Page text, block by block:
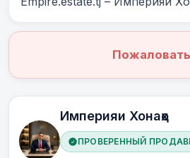
Империяи Хонаҳо
ПРОВЕРЕННЫЙ